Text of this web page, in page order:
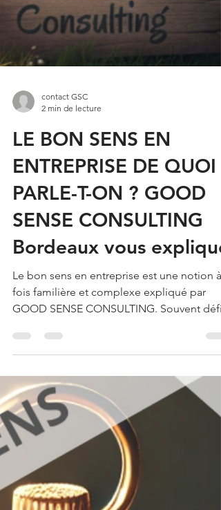
contact GSC
2 min de lecture
LE BON SENS EN
ENTREPRISE DE QUOI
PARLE-T-ON ? GOOD
SENSE CONSULTING
Bordeaux vous explique
Le bon sens en entreprise est une notion à
fois familière et complexe expliqué par
manière raisonnable et pratique, il
à la complication inutile ou à l'abstraction
pure.